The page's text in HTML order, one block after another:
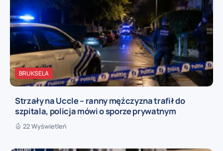
BRUKSELA
Strzały na Uccle – ranny mężczyzna trafił do
szpitala, policja mówi o sporze prywatnym
22 Wyświetleń